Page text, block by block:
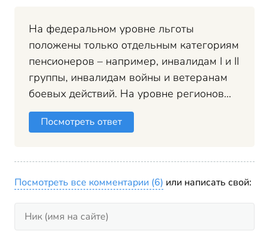
На федеральном уровне льготы
положены только отдельным категориям
пенсионеров – например, инвалидам I и II
группы, инвалидам войны и ветеранам
боевых действий. На уровне регионов...
Посмотреть ответ
Посмотреть все комментарии (6) или написать свой: